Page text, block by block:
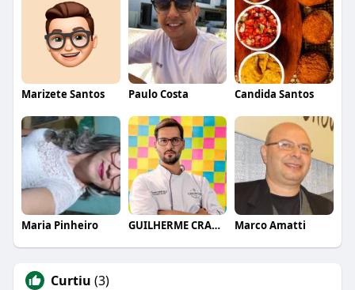
Marizete Santos Paulo Costa Candida Santos
Maria Pinheiro GUILHERME CRAMER BALLE Marco Amatti
Curtiu (3)